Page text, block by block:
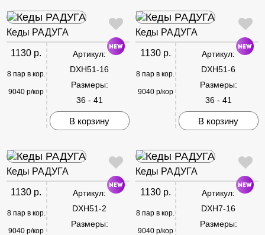
Кеды РАДУГА
1130 р.
8 пар в кор.
9040 р/кор
Артикул:
DXH51-16
Размеры:
36 - 41
В корзину
Кеды РАДУГА
1130 р.
8 пар в кор.
9040 р/кор
Артикул:
DXH51-6
Размеры:
36 - 41
В корзину
Кеды РАДУГА
1130 р.
8 пар в кор.
9040 р/кор
Артикул:
DXH51-2
Размеры:
Кеды РАДУГА
1130 р.
8 пар в кор.
9040 р/кор
Артикул:
DXH7-16
Размеры: